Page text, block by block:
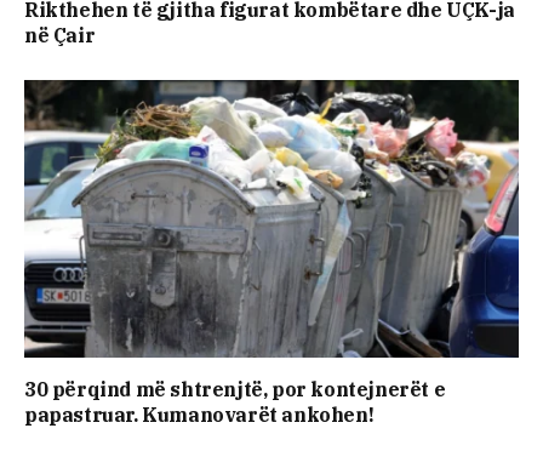
Rikthehen të gjitha figurat kombëtare dhe UÇK-ja
në Çair
30 përqind më shtrenjtë, por kontejnerët e
papastruar. Kumanovarët ankohen!